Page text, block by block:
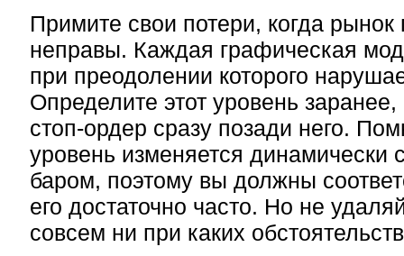
Примите свои потери, когда рынок
неправы. Каждая графическая
при преодолении которого
Определите этот уровень
стоп-ордер сразу позади него.
уровень изменяется
баром, поэтому вы должны
его достаточно часто. Но не
совсем ни при каких